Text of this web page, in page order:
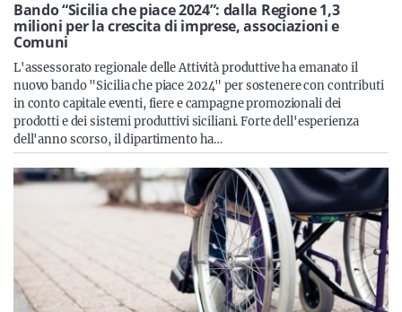
Servizi
Resta sempre aggiornato con le ultime news, iscriviti alla
nostra newsletter
Bando “Sicilia che piace 2024”: dalla Regione 1,3
milioni per la crescita di imprese, associazioni e
Comuni
L'assessorato regionale delle Attività produttive ha emanato il
nuovo bando "Sicilia che piace 2024" per sostenere con contributi
in conto capitale eventi, fiere e campagne promozionali dei
prodotti e dei sistemi produttivi siciliani. Forte dell'esperienza
dell'anno scorso, il dipartimento ha…